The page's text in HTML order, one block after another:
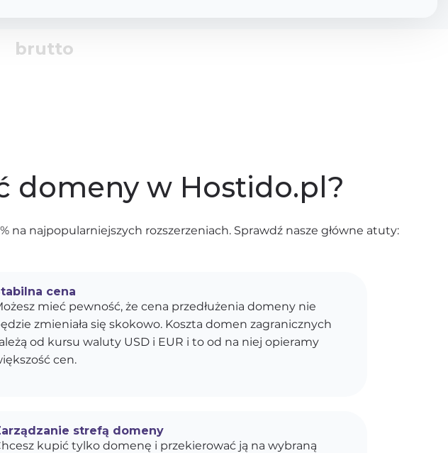
brutto
domeny w Hostido.pl?
najpopularniejszych rozszerzeniach. Sprawdź nasze główne atuty:
cena
mieć pewność, że cena przedłużenia domeny nie
zmieniała się skokowo. Koszta domen zagranicznych
od kursu waluty USD i EUR i to od na niej opieramy
cen.
strefą domeny
kupić tylko domenę i przekierować ją na wybraną